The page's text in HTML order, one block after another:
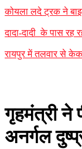
कोयला लदे ट्रक ने
दादा-दादी के पास रह
रायपुर में तलवार से केक
गृहमंत्री ने
अनर्गल